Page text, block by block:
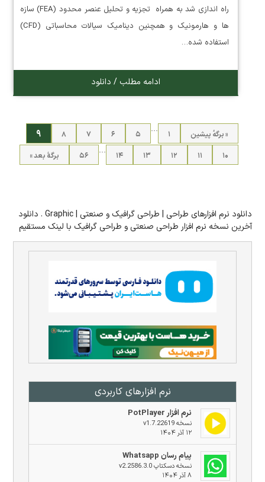
نرم افزار‌های کاربردی
نرم افزار PotPlayer
نسخه v1.7.22619
۱۲ آذر ۱۴۰۴
پیام رسان Whatsapp
نسخه دسکتاپ v2.2586.3.0
۸ آذر ۱۴۰۴
راه اندازی شد به همراه تجزیه و تحلیل عنصر محدود (FEA) سازه
ها و هارمونیک و همچنین دینامیک سیالات محاسباتی (CFD)
استفاده شده…
ادامه مطلب / دانلود
« برگه‌ٔ پیشین ۱
…
۵ ۶ ۷ ۸ ۹
۱۰ ۱۱ ۱۲ ۱۳ ۱۴
…
۵۶ برگهٔ بعد »
دانلود نرم افزارهای طراحی | طراحی گرافیک و صنعتی | Graphic . دانلود
آخرین نسخه نرم افزار طراحی صنعتی و طراحی گرافیک با لینک مستقیم